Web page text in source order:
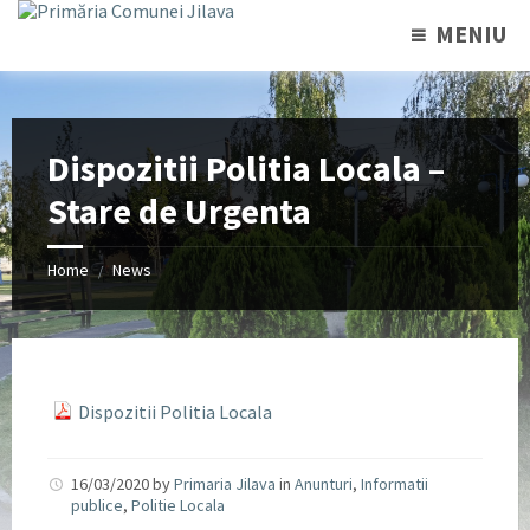
MENIU
Dispozitii Politia Locala –
Stare de Urgenta
Home / News
Dispozitii Politia Locala
16/03/2020byPrimaria Jilava in Anunturi, Informatii
publice, Politie Locala